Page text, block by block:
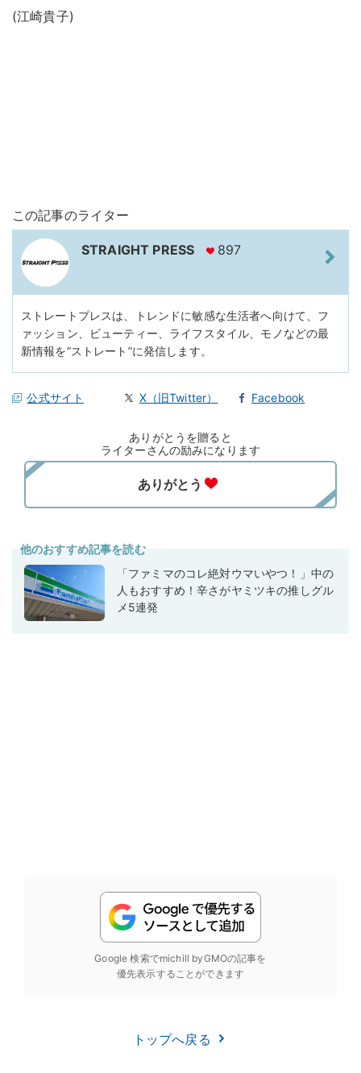
(江崎貴子)
この記事のライター
STRAIGHT PRESS 897
ストレートプレスは、トレンドに敏感な生活者へ向けて、フ
ァッション、ビューティー、ライフスタイル、モノなどの最
新情報を“ストレート”に発信します。
公式サイト X（旧Twitter） Facebook
ありがとうを贈ると
ライターさんの励みになります
他のおすすめ記事を読む
「ファミマのコレ絶対ウマいやつ！」中の
人もおすすめ！辛さがヤミツキの推しグル
メ5連発
Google 検索でmichill byGMOの記事を
優先表示することができます
トップへ戻る